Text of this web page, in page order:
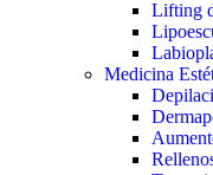
Lifting
Medicina